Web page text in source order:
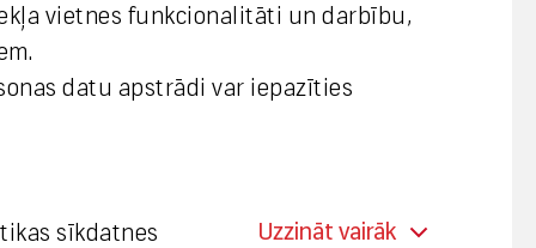
vietnes funkcionalitāti un darbību,
datu apstrādi var iepazīties
sīkdatnes Uzzināt vairāk